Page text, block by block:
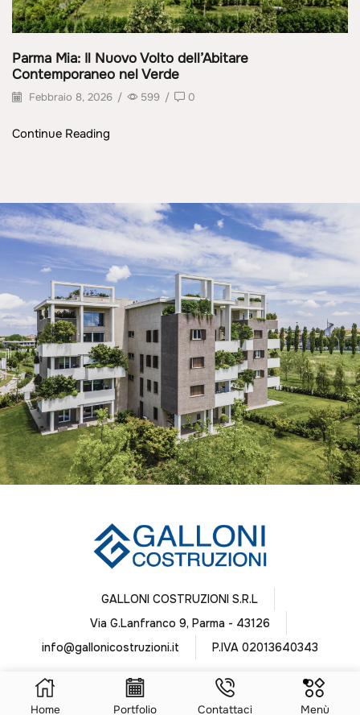
Parma Mia: Il Nuovo Volto dell’Abitare
Contemporaneo nel Verde
Febbraio 8, 2026 / 599 / 0
Continue Reading
Home Portfolio Contattaci Menù
GALLONI COSTRUZIONI S.R.L
Via G.Lanfranco 9, Parma - 43126
info@gallonicostruzioni.it
P.IVA 02013640343